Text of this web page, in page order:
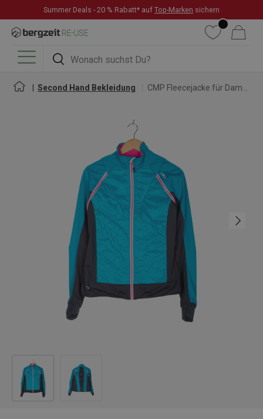
DIREKT ZUM INHALT
Summer Deals - 20 % Rabatt* auf Top-Marken sichern
Suchen
Suchen
WunschlisteWarenkorb
Menü
Second Hand Bekleidung
Nächste
Bild 1 in Galerieansicht laden